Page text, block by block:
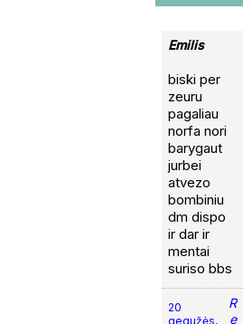
Emilis
biski per
zeuru
pagaliau
norfa nori
barygaut
jurbei
atvezo
bombiniu
dm dispo
ir dar ir
mentai
suriso bbs
20
gegužės,
R
e